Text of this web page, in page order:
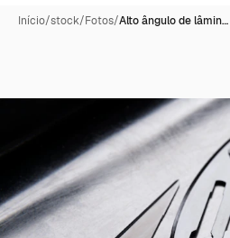
Início/stock/Fotos/Alto ângulo de lâmin…